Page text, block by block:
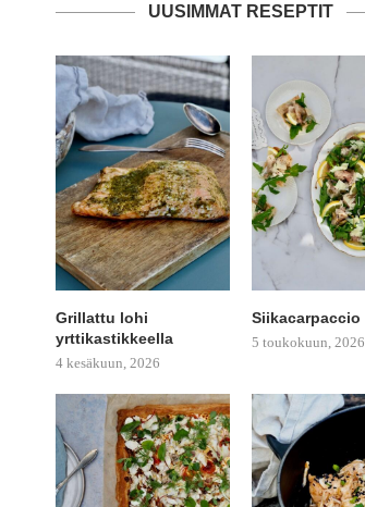
UUSIMMAT RESEPTIT
Grillattu lohi
yrttikastikkeella
4 kesäkuun, 2026
Siikacarpaccio
5 toukokuun, 2026